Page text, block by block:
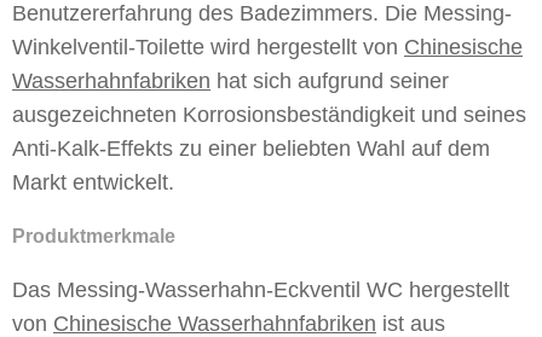
Benutzererfahrung des Badezimmers. Die Messing-
Winkelventil-Toilette wird hergestellt von Chinesische
Wasserhahnfabriken hat sich aufgrund seiner
ausgezeichneten Korrosionsbeständigkeit und seines
Anti-Kalk-Effekts zu einer beliebten Wahl auf dem
Markt entwickelt.
Produktmerkmale
Das Messing-Wasserhahn-Eckventil WC hergestellt
von Chinesische Wasserhahnfabriken ist aus